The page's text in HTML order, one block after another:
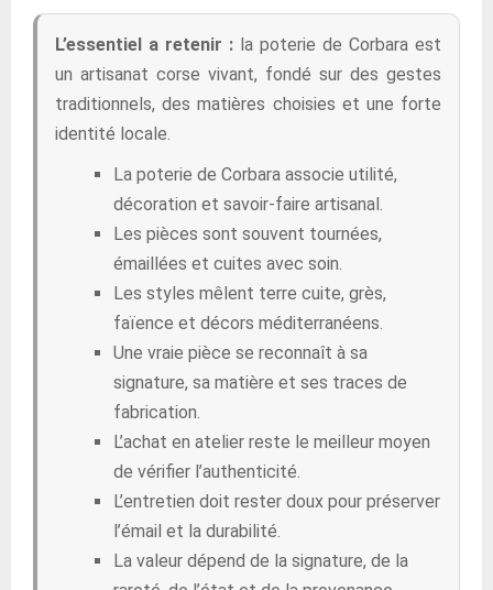
L’essentiel a retenir : la poterie de Corbara est
un artisanat corse vivant, fondé sur des gestes
traditionnels, des matières choisies et une forte
identité locale.
La poterie de Corbara associe utilité,
décoration et savoir-faire artisanal.
Les pièces sont souvent tournées,
émaillées et cuites avec soin.
Les styles mêlent terre cuite, grès,
faïence et décors méditerranéens.
Une vraie pièce se reconnaît à sa
signature, sa matière et ses traces de
fabrication.
L’achat en atelier reste le meilleur moyen
de vérifier l’authenticité.
L’entretien doit rester doux pour préserver
l’émail et la durabilité.
La valeur dépend de la signature, de la